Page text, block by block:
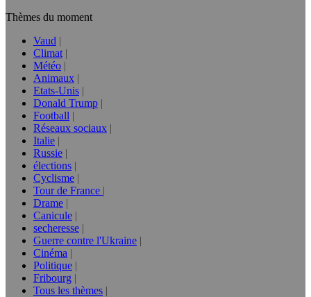
Thèmes du moment
Vaud
Climat
Météo
Animaux
Etats-Unis
Donald Trump
Football
Réseaux sociaux
Italie
Russie
élections
Cyclisme
Tour de France
Drame
Canicule
secheresse
Guerre contre l'Ukraine
Cinéma
Politique
Fribourg
Tous les thèmes